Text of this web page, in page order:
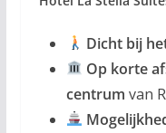
Dicht bij
Op korte
centrum van